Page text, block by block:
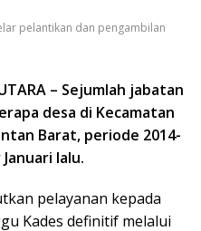
pelantikan dan pengambilan
– Sejumlah jabatan
desa di Kecamatan
Barat, periode 2014-
lalu.
pelayanan kepada
Kades definitif melalui